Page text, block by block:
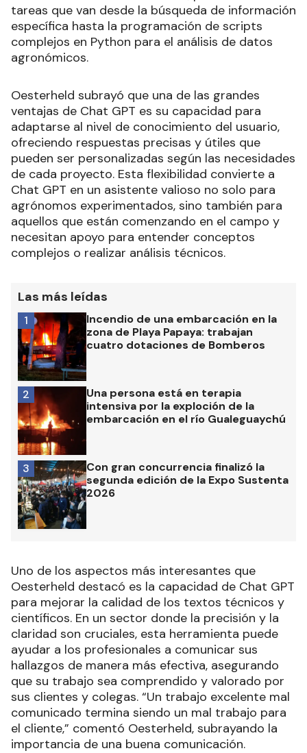
tareas que van desde la búsqueda de información
específica hasta la programación de scripts
complejos en Python para el análisis de datos
agronómicos.
Oesterheld subrayó que una de las grandes
ventajas de Chat GPT es su capacidad para
adaptarse al nivel de conocimiento del usuario,
ofreciendo respuestas precisas y útiles que
pueden ser personalizadas según las necesidades
de cada proyecto. Esta flexibilidad convierte a
Chat GPT en un asistente valioso no solo para
agrónomos experimentados, sino también para
aquellos que están comenzando en el campo y
necesitan apoyo para entender conceptos
complejos o realizar análisis técnicos.
Las más leídas
Incendio de una embarcación en la
zona de Playa Papaya: trabajan
cuatro dotaciones de Bomberos
1
Una persona está en terapia
intensiva por la exploción de la
embarcación en el río Gualeguaychú
2
Con gran concurrencia finalizó la
segunda edición de la Expo Sustenta
2026
3
Uno de los aspectos más interesantes que
Oesterheld destacó es la capacidad de Chat GPT
para mejorar la calidad de los textos técnicos y
científicos. En un sector donde la precisión y la
claridad son cruciales, esta herramienta puede
ayudar a los profesionales a comunicar sus
hallazgos de manera más efectiva, asegurando
que su trabajo sea comprendido y valorado por
sus clientes y colegas. “Un trabajo excelente mal
comunicado termina siendo un mal trabajo para
el cliente,” comentó Oesterheld, subrayando la
importancia de una buena comunicación.